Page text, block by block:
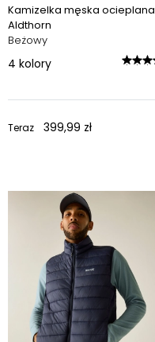
Kamizelka męska ocieplana
Aldthorn
Beżowy
4 kolory
Teraz 399,99 zł